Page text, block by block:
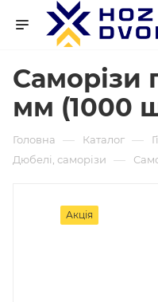
Саморізи
мм (1000
Головна — Каталог —
Дюбелі, саморізи —
Акція